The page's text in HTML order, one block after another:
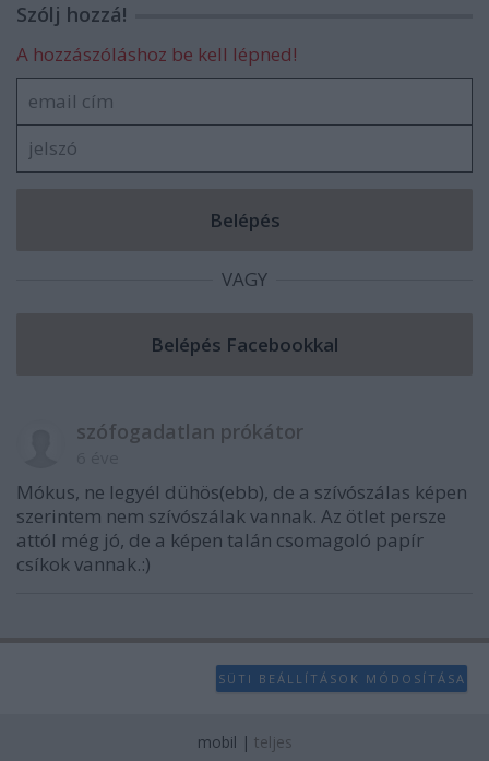
Szólj hozzá!
A hozzászóláshoz be kell lépned!
VAGY
szófogadatlan prókátor
Mókus, ne legyél dühös(ebb), de a szívószálas képen
szerintem nem szívószálak vannak. Az ötlet persze
attól még jó, de a képen talán csomagoló papír
csíkok vannak.:)
SÜTI BEÁLLÍTÁSOK MÓDOSÍTÁSA
mobil | teljes